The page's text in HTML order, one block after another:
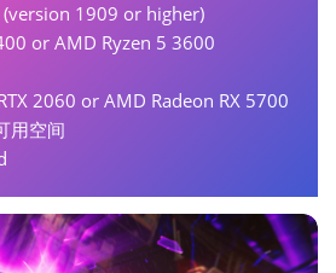
1909 or higher)
or AMD Ryzen 5 3600
2060 or AMD Radeon RX 5700
用空间